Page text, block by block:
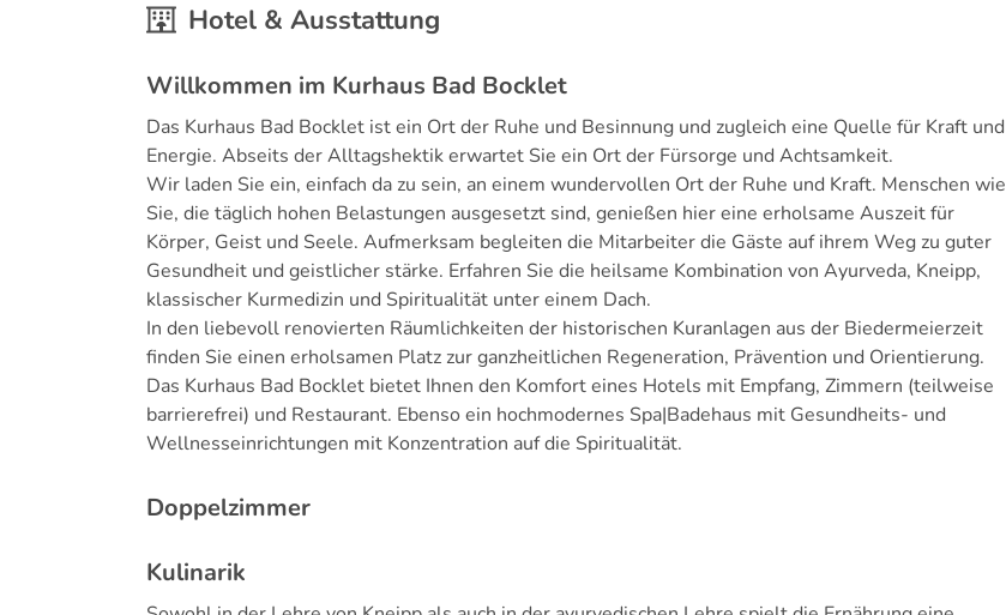
Hotel & Ausstattung
Willkommen im Kurhaus Bad Bocklet
Das Kurhaus Bad Bocklet ist ein Ort der Ruhe und Besinnung und zugleich eine Quelle für Kraft und
Energie. Abseits der Alltagshektik erwartet Sie ein Ort der Fürsorge und Achtsamkeit.
Wir laden Sie ein, einfach da zu sein, an einem wundervollen Ort der Ruhe und Kraft. Menschen wie
Sie, die täglich hohen Belastungen ausgesetzt sind, genießen hier eine erholsame Auszeit für
Körper, Geist und Seele. Aufmerksam begleiten die Mitarbeiter die Gäste auf ihrem Weg zu guter
Gesundheit und geistlicher stärke. Erfahren Sie die heilsame Kombination von Ayurveda, Kneipp,
klassischer Kurmedizin und Spiritualität unter einem Dach.
In den liebevoll renovierten Räumlichkeiten der historischen Kuranlagen aus der Biedermeierzeit
finden Sie einen erholsamen Platz zur ganzheitlichen Regeneration, Prävention und Orientierung.
Das Kurhaus Bad Bocklet bietet Ihnen den Komfort eines Hotels mit Empfang, Zimmern (teilweise
barrierefrei) und Restaurant. Ebenso ein hochmodernes Spa|Badehaus mit Gesundheits- und
Wellnesseinrichtungen mit Konzentration auf die Spiritualität.
Doppelzimmer
Kulinarik